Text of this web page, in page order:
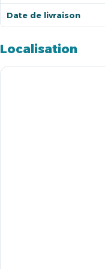
Date de livraison
Localisation